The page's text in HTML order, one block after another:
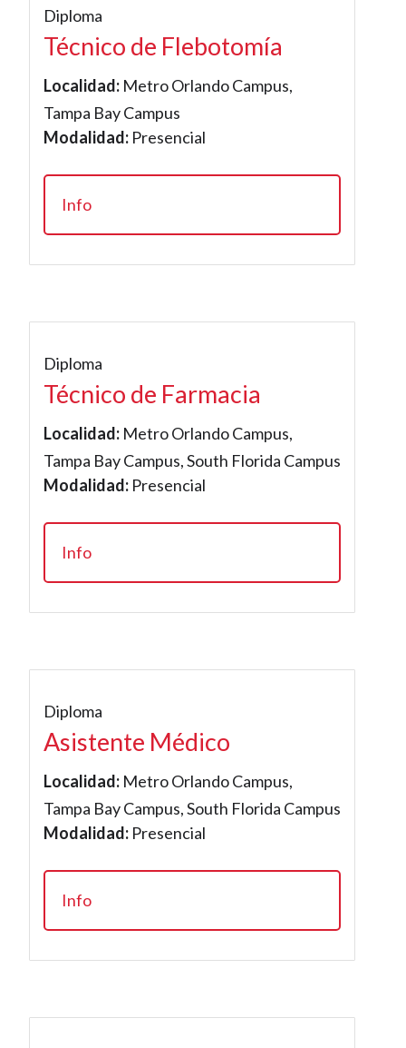
Diploma
Técnico de Flebotomía
Localidad: Metro Orlando Campus,
Tampa Bay Campus
Modalidad: Presencial
Info
Diploma
Técnico de Farmacia
Localidad: Metro Orlando Campus,
Tampa Bay Campus, South Florida Campus
Modalidad: Presencial
Info
Diploma
Asistente Médico
Localidad: Metro Orlando Campus,
Tampa Bay Campus, South Florida Campus
Modalidad: Presencial
Info